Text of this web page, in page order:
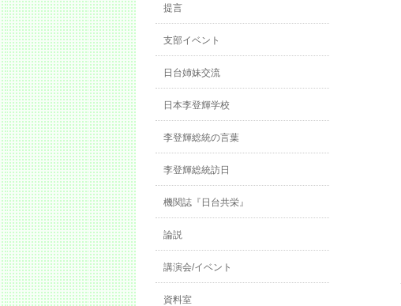
提言
支部イベント
日台姉妹交流
日本李登輝学校
李登輝総統の言葉
李登輝総統訪日
機関誌『日台共栄』
論説
講演会/イベント
資料室